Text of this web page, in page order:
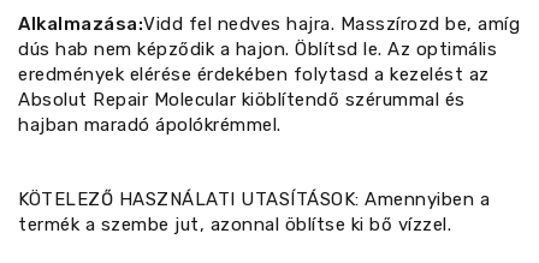
Alkalmazása:Vidd fel nedves hajra. Masszírozd be, amíg
dús hab nem képződik a hajon. Öblítsd le. Az optimális
eredmények elérése érdekében folytasd a kezelést az
Absolut Repair Molecular kiöblítendő szérummal és
hajban maradó ápolókrémmel.
KÖTELEZŐ HASZNÁLATI UTASÍTÁSOK: Amennyiben a
termék a szembe jut, azonnal öblítse ki bő vízzel.